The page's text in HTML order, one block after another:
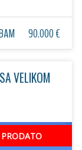
90.000 €
VELIKOM
PRODATO